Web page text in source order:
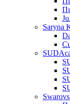
Saryna